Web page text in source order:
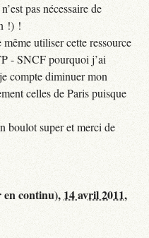
pas nécessaire de
!) !
utiliser cette ressource
- SNCF pourquoi j’ai
compte diminuer mon
celles de Paris puisque
boulot super et merci de
continu), 14 avril 2011,